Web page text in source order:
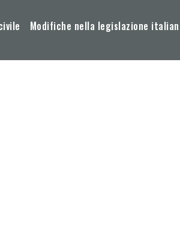
Modifiche nella legislazione